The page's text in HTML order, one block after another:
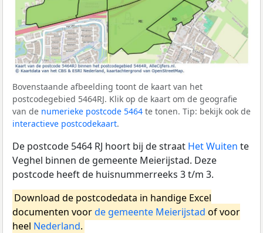
Bovenstaande afbeelding toont de kaart van het
postcodegebied 5464RJ. Klik op de kaart om de geografie
van de numerieke postcode 5464 te tonen. Tip: bekijk ook de
interactieve postcodekaart.
De postcode 5464 RJ hoort bij de straat Het Wuiten te
Veghel binnen de gemeente Meierijstad. Deze
postcode heeft de huisnummerreeks 3 t/m 3.
Download de postcodedata in handige Excel
documenten voorde gemeente Meierijstad of voor
heel Nederland.